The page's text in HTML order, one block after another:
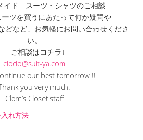
イド スーツ・シャツのご相談
ツを買うにあたって何か疑問や
どなど、お気軽にお問い合わせくださ
い。
ご相談はコチラ↓
cloclo@suit-ya.com
our best tomorrow !!
you very much.
Clom’s Closet staff
れ方法